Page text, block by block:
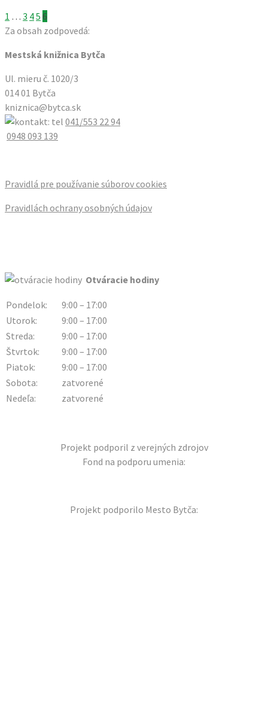
Stránkovanie
príspevkov
1 … 3 45 6
Za obsah zodpovedá:
Mestská knižnica Bytča
Ul. mieru č. 1020/3
014 01 Bytča
kniznica@bytca.sk
041/553 22 94
0948 093 139
Pravidlá pre používanie súborov cookies
Pravidlách ochrany osobných údajov
Otváracie hodiny
Pondelok:
9:00 – 17:00
Utorok:
9:00 – 17:00
Streda:
9:00 – 17:00
Štvrtok:
9:00 – 17:00
Piatok:
9:00 – 17:00
Sobota:
zatvorené
Nedeľa:
zatvorené
Projekt podporil z verejných zdrojov
Fond na podporu umenia:
Projekt podporilo Mesto Bytča: